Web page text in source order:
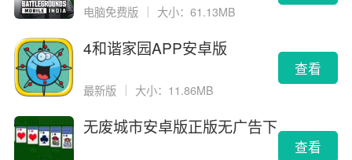
电脑免费版 ｜ 大小：61.13MB
4和谐家园APP安卓版
最新版 大小：11.86MB
查看
无废城市安卓版正版无广告下
查看